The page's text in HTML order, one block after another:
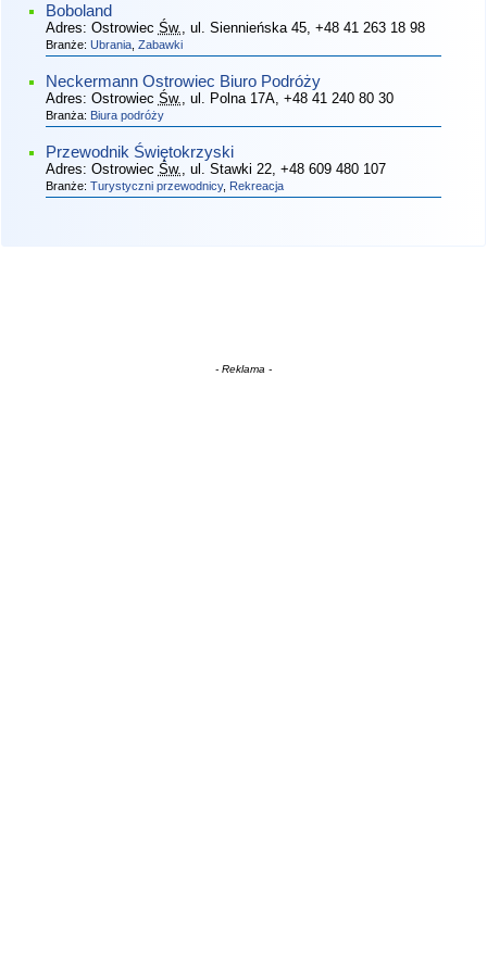
Boboland
Adres: Ostrowiec Św. , ul. Siennieńska 45, +48 41 263 18 98
Branże: Ubrania, Zabawki
Neckermann Ostrowiec Biuro Podróży
Adres: Ostrowiec Św. , ul. Polna 17A, +48 41 240 80 30
Branża: Biura podróży
Przewodnik Świętokrzyski
Adres: Ostrowiec Św. , ul. Stawki 22, +48 609 480 107
Branże: Turystyczni przewodnicy, Rekreacja
- Reklama -